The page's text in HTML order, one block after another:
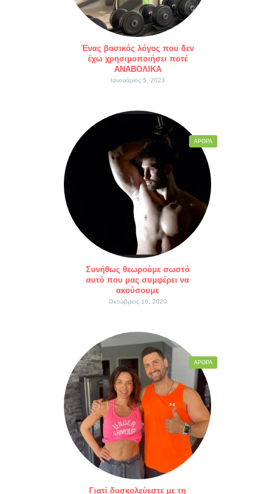
Ένας βασικός λόγος που δεν
έχω χρησιμοποιήσει ποτέ
ΑΝΑΒΟΛΙΚΑ
Ιανουάριος 5, 2023
Συνήθως θεωρούμε σωστό
αυτό που μας συμφέρει να
ακούσουμε
Οκτώβριος 16, 2020
ΆΡΘΡΑ
Γιατί δυσκολεύεστε με τη
ΆΡΘΡΑ